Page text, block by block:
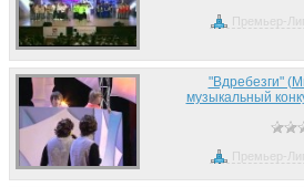
Премьер-
"Вдребезги"
музыкальный
Премьер-